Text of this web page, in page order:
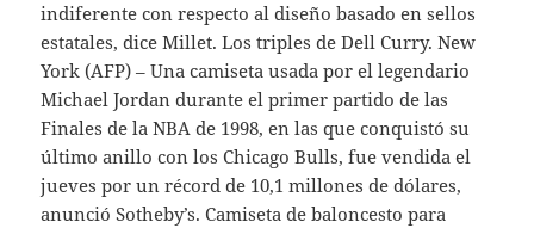
indiferente con respecto al diseño basado en sellos
estatales, dice Millet. Los triples de Dell Curry. New
York (AFP) – Una camiseta usada por el legendario
Michael Jordan durante el primer partido de las
Finales de la NBA de 1998, en las que conquistó su
último anillo con los Chicago Bulls, fue vendida el
jueves por un récord de 10,1 millones de dólares,
anunció Sotheby’s. Camiseta de baloncesto para